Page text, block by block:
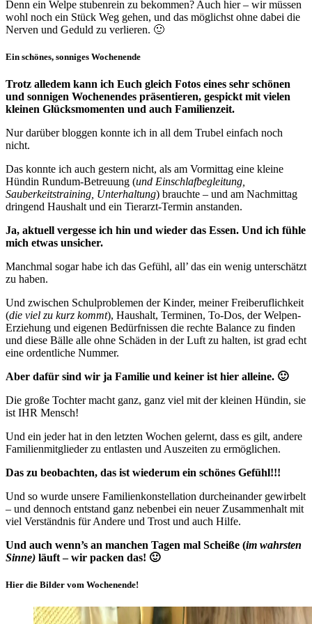
Denn ein Welpe stubenrein zu bekommen? Auch hier – wir müssen
wohl noch ein Stück Weg gehen, und das möglichst ohne dabei die
Nerven und Geduld zu verlieren. 🙂
Ein schönes, sonniges Wochenende
Trotz alledem kann ich Euch gleich Fotos eines sehr schönen
und sonnigen Wochenendes präsentieren, gespickt mit vielen
kleinen Glücksmomenten und auch Familienzeit.
Nur darüber bloggen konnte ich in all dem Trubel einfach noch
nicht.
Das konnte ich auch gestern nicht, als am Vormittag eine kleine
Hündin Rundum-Betreuung (und Einschlafbegleitung,
Sauberkeitstraining, Unterhaltung) brauchte – und am Nachmittag
dringend Haushalt und ein Tierarzt-Termin anstanden.
Ja, aktuell vergesse ich hin und wieder das Essen. Und ich fühle
mich etwas unsicher.
Manchmal sogar habe ich das Gefühl, all’ das ein wenig unterschätzt
zu haben.
Und zwischen Schulproblemen der Kinder, meiner Freiberuflichkeit
(die viel zu kurz kommt), Haushalt, Terminen, To-Dos, der Welpen-
Erziehung und eigenen Bedürfnissen die rechte Balance zu finden
und diese Bälle alle ohne Schäden in der Luft zu halten, ist grad echt
eine ordentliche Nummer.
Aber dafür sind wir ja Familie und keiner ist hier alleine. 🙂
Die große Tochter macht ganz, ganz viel mit der kleinen Hündin, sie
ist IHR Mensch!
Und ein jeder hat in den letzten Wochen gelernt, dass es gilt, andere
Familienmitglieder zu entlasten und Auszeiten zu ermöglichen.
Das zu beobachten, das ist wiederum ein schönes Gefühl!!!
Und so wurde unsere Familienkonstellation durcheinander gewirbelt
– und dennoch entstand ganz nebenbei ein neuer Zusammenhalt mit
viel Verständnis für Andere und Trost und auch Hilfe.
Und auch wenn’s an manchen Tagen mal Scheiße (im wahrsten
Sinne) läuft – wir packen das! 🙂
Hier die Bilder vom Wochenende!